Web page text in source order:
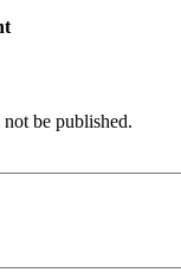
be published.